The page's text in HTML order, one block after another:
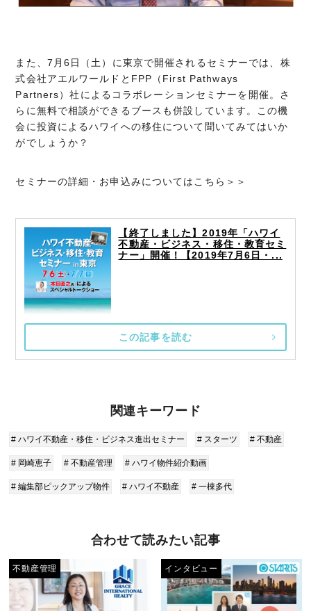
また、7月6日（土）に東京で開催されるセミナーでは、株
式会社アエルワールドとFPP（First Pathways
Partners）社によるコラボレーションセミナーを開催。さ
らに無料で相談ができるブースも併設しています。この機
会に投資によるハワイへの移住について聞いてみてはいか
がでしょうか？
セミナーの詳細・お申込みについてはこちら＞＞
【終了しました】2019年「ハワイ
不動産・ビジネス・移住・教育セミ
ナー」開催！【2019年7月6日・...
この記事を読む
関連キーワード
# ハワイ不動産・移住・ビジネス進出セミナー # スターツ # 不動産
# 岡崎恵子 # 不動産管理 # ハワイ物件紹介動画
# 編集部ピックアップ物件 # ハワイ不動産 # 一棟多代
合わせて読みたい記事
不動産管理 インタビュー